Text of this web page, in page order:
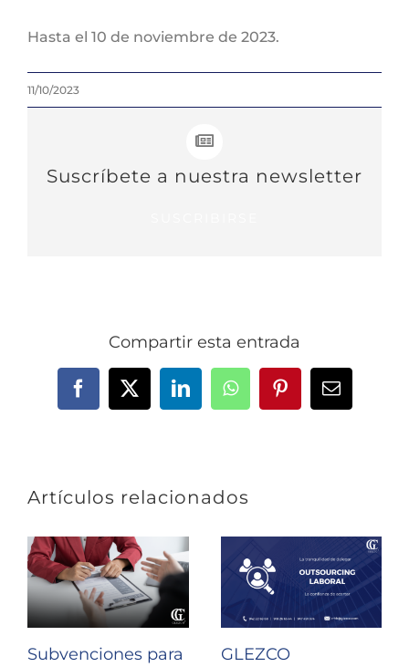
Hasta el 10 de noviembre de 2023.
11/10/2023
Suscríbete a nuestra newsletter
Compartir esta entrada
Facebook
X LinkedInWhatsAppPinterestCorreo
Artículos relacionados
Subvenciones para
GLEZCO